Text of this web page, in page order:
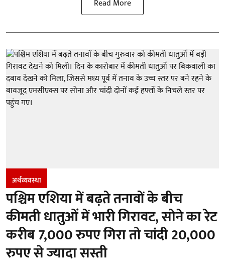
Read More
अर्थव्यवस्था
पश्चिम एशिया में बढ़ते तनावों के बीच
कीमती धातुओं में भारी गिरावट, सोने का रेट
करीब 7,000 रुपए गिरा तो चांदी 20,000
रुपए से ज्यादा सस्ती